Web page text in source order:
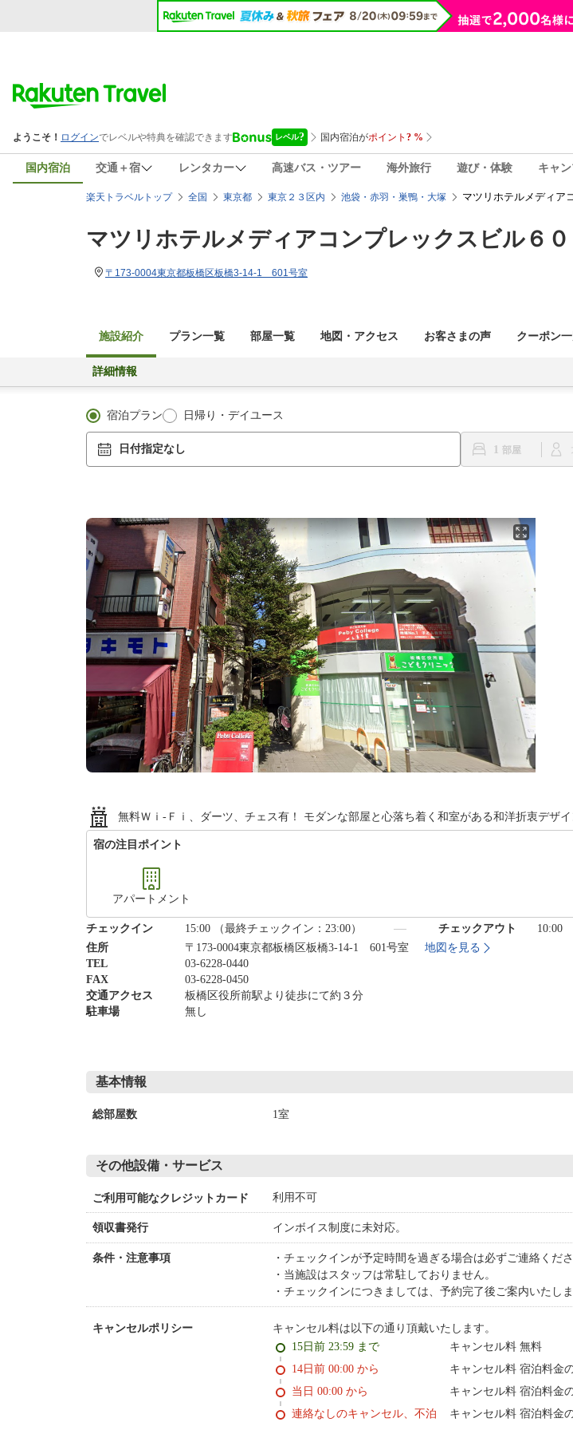
国内宿泊 交通＋宿 レンタカー 高速バス・ツアー 海外旅行 遊び・体験 キャ
楽天トラベルトップ 全国 東京都 東京２３区内 池袋・赤羽・巣鴨・大塚 マツリホテルメディア
マツリホテルメディアコンプレックスビル６０
〒173-0004東京都板橋区板橋3-14-1 601号室
施設紹介 プラン一覧 部屋一覧 地図・アクセス お客さまの声 クーポン
詳細情報
宿泊プラン 日帰り・デイユース
日付指定なし 1
無料Ｗｉ‐Ｆｉ、ダーツ、チェス有！ モダンな部屋と心落ち着く和室がある和洋折衷デザイ
宿の注目ポイント
アパートメント
チェックイン 15:00 （最終チェックイン：23:00） チェックアウト
10:00
住所
〒173-0004東京都板橋区板橋3-14-1 601号室
地図を見る
TEL
03-6228-0440
FAX
03-6228-0450
交通アクセス
板橋区役所前駅より徒歩にて約３分
駐車場
無し
基本情報
総部屋数 1室
その他設備・サービス
ご利用可能なクレジットカード 利用不可
領収書発行 インボイス制度に未対応。
条件・注意事項
チェックインが予定時間を過ぎる場合は必ずご連絡くださ
当施設はスタッフは常駐しておりません。
チェックインにつきましては、予約完了後ご案内いたしま
キャンセルポリシー キャンセル料は以下の通り頂戴いたします。
15日前 23:59 まで
キャンセル料 無料
14日前 00:00 から
キャンセル料 宿泊料金
当日 00:00 から
キャンセル料 宿泊料金
連絡なしのキャンセル、不泊
キャンセル料 宿泊料金